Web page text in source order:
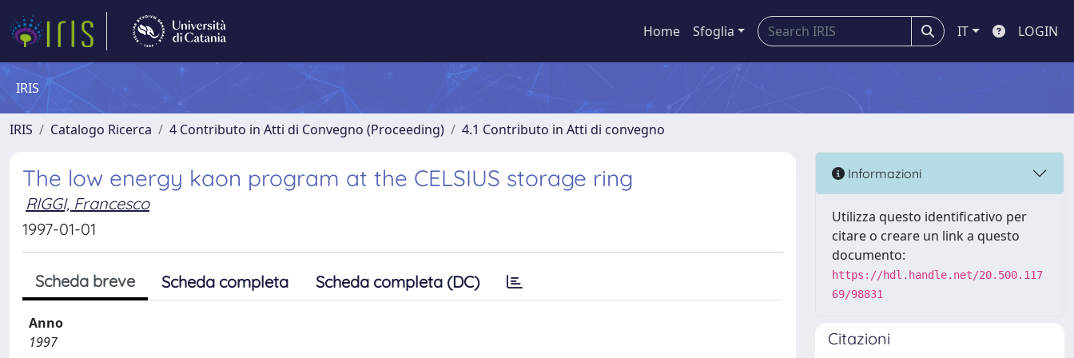
Home Sfoglia IT LOGIN
IRIS
IRIS Catalogo Ricerca 4 Contributo in Atti di Convegno (Proceeding) 4.1 Contributo in Atti di convegno
The low energy kaon program at the CELSIUS storage ring
RIGGI, Francesco
1997-01-01
Scheda breve Scheda completa Scheda completa (DC)
Anno
1997
Informazioni
Utilizza questo identificativo per
citare o creare un link a questo
documento:
https://hdl.handle.net/20.500.117
69/98831
Citazioni